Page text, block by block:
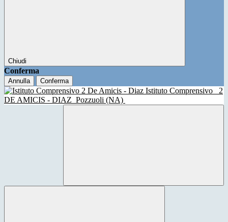
Chiudi
Conferma
Annulla Conferma
Istituto Comprensivo
2
DE AMICIS - DIAZ Pozzuoli (NA)